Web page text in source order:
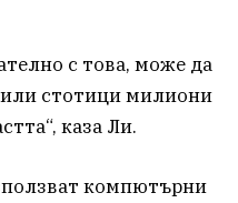
с това, може да
стотици милиони
каза Ли.
компютърни